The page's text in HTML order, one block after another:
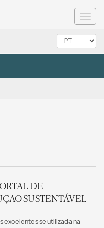
DE
SUSTENTÁVEL
se utilizada na